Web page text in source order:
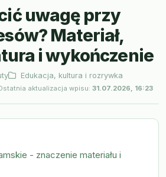
uwagę przy
Materiał,
i wykończenie
Edukacja, kultura i rozrywka
aktualizacja wpisu: 31.07.2026, 16:23
- znaczenie materiału i